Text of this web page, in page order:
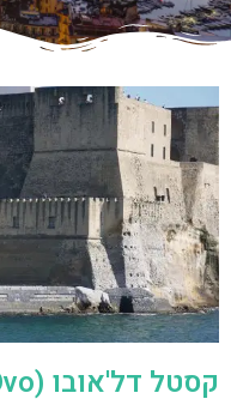
קסטל דל'אובו (Castel dell’Ovo)